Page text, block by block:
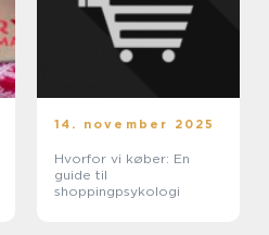
14. november 2025
Hvorfor vi køber: En
guide til
shoppingpsykologi